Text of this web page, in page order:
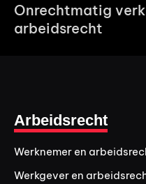
Onrechtmatig
arbeidsrecht
Arbeidsrecht
Werknemer en
Werkgever en